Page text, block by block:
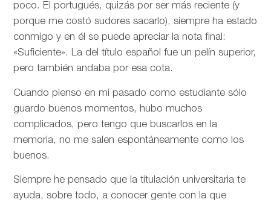
poco. El portugués, quizás por ser más reciente (y
porque me costó sudores sacarlo), siempre ha estado
conmigo y en él se puede apreciar la nota final:
«Suficiente». La del título español fue un pelín superior,
pero también andaba por esa cota.
Cuando pienso en mi pasado como estudiante sólo
guardo buenos momentos, hubo muchos
complicados, pero tengo que buscarlos en la
memoria, no me salen espontáneamente como los
buenos.
Siempre he pensado que la titulación universitaria te
ayuda, sobre todo, a conocer gente con la que